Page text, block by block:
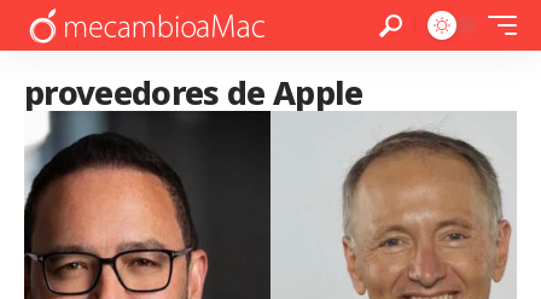
proveedores de Apple